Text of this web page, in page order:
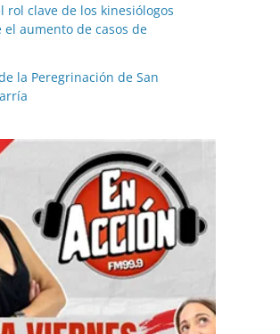
rol clave de los kinesiólogos
aumento de casos de
la Peregrinación de San